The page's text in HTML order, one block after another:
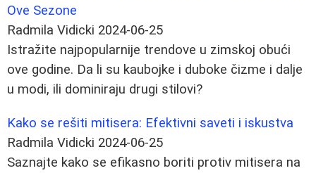
Ove Sezone
Radmila Vidicki 2024-06-25
Istražite najpopularnije trendove u zimskoj obući
ove godine. Da li su kaubojke i duboke čizme i dalje
u modi, ili dominiraju drugi stilovi?
Kako se rešiti mitisera: Efektivni saveti i iskustva
Radmila Vidicki 2024-06-25
Saznajte kako se efikasno boriti protiv mitisera na